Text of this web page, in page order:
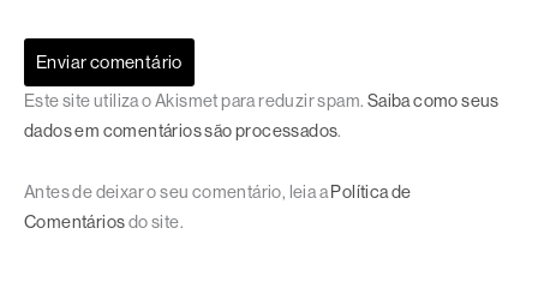
Este site utiliza o Akismet para reduzir spam. Saiba como seus
dados em comentários são processados.
Antes de deixar o seu comentário, leia a Política de
Comentáriosdo site.